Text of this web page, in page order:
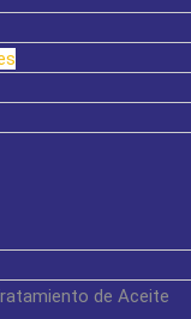
de Aceite